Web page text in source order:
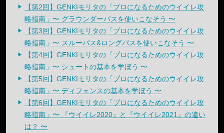
【第2回】GENKIモリタの「プロになるためのウイイレ攻
略指南」〜 グラウンダーパスを使いこなそう 〜
【第3回】GENKIモリタの「プロになるためのウイイレ攻
略指南」〜 スルーパス&ロングパスを使いこなそう 〜
【第4回】GENKIモリタの「プロになるためのウイイレ攻
略指南」〜 シュートの基本を学ぼう 〜
【第5回】GENKIモリタの「プロになるためのウイイレ攻
略指南」〜 ディフェンスの基本を学ぼう 〜
【第6回】GENKIモリタの「プロになるためのウイイレ攻
略指南」〜 『ウイイレ2020』と『ウイイレ2021』の違い
は？ 〜